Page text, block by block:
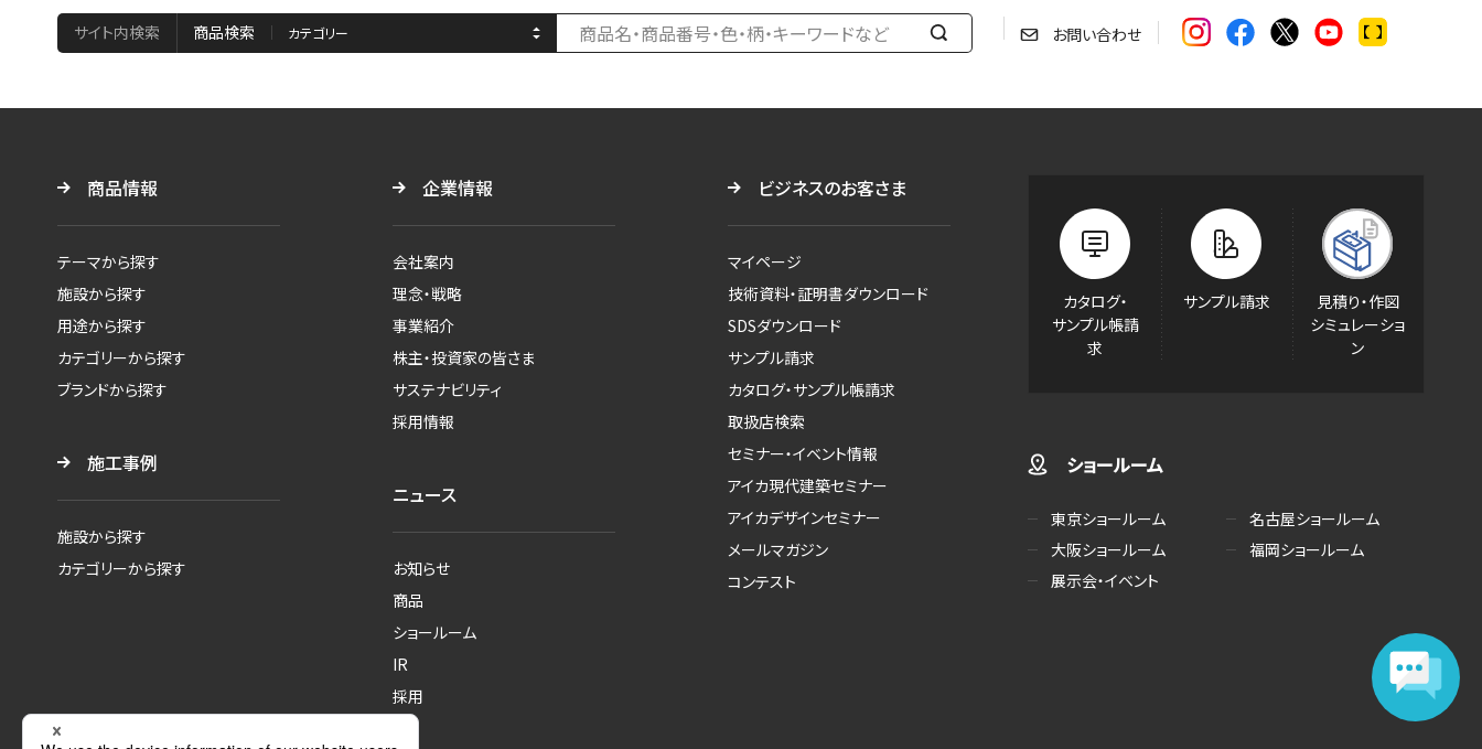
サイト内検索 商品検索
検
す
お問い合わせ
商品情報
テーマから探す
施設から探す
用途から探す
カテゴリーから探す
ブランドから探す
施工事例
施設から探す
カテゴリーから探す
企業情報
会社案内
理念・戦略
事業紹介
株主・投資家の皆さま
サステナビリティ
採用情報
ニュース
お知らせ
商品
ショールーム
IR
採用
ビジネスのお客さま
マイページ
技術資料・証明書ダウンロード
SDSダウンロード
サンプル請求
カタログ・サンプル帳請求
取扱店検索
セミナー・イベント情報
アイカ現代建築セミナー
アイカデザインセミナー
メールマガジン
コンテスト
カタログ・
サンプル帳請
求
サンプル請求
見積り・作図
シミュレーショ
ン
ショールーム
東京ショールーム
名古屋ショールーム
大阪ショールーム
福岡ショールーム
展示会・イベント